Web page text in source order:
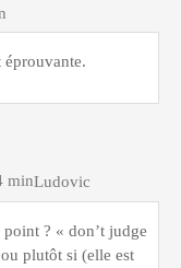
éprouvante.
Ludovic
min
? « don’t judge
plutôt si (elle est